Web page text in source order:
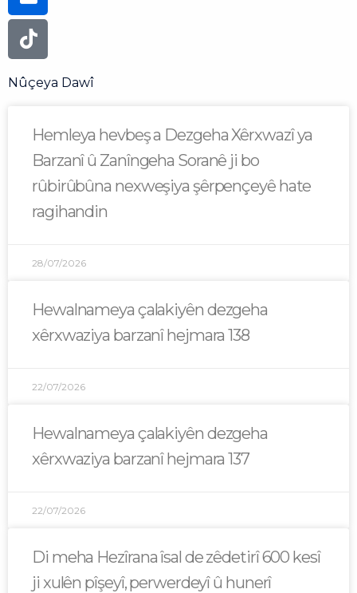
Nûçeya Dawî
Hemleya hevbeş a Dezgeha Xêrxwazî ya
Barzanî û Zanîngeha Soranê ji bo
rûbirûbûna nexweşiya şêrpençeyê hate
ragihandin
28/07/2026
Hewalnameya çalakiyên dezgeha
xêrxwaziya barzanî hejmara 138
22/07/2026
Hewalnameya çalakiyên dezgeha
xêrxwaziya barzanî hejmara 137
22/07/2026
Di meha Hezîrana îsal de zêdetirî 600 kesî
ji xulên pîşeyî, perwerdeyî û hunerî